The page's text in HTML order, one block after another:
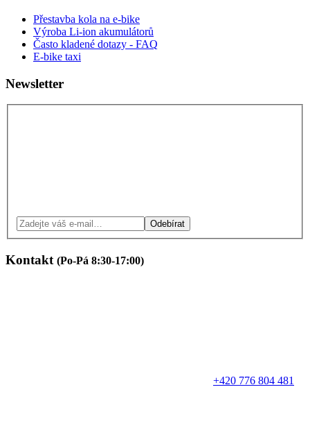
Přestavba kola na e-bike
Výroba Li-ion akumulátorů
Často kladené dotazy - FAQ
E-bike taxi
Newsletter
Odebírat
Kontakt (Po-Pá 8:30-17:00)
+420 776 804 481